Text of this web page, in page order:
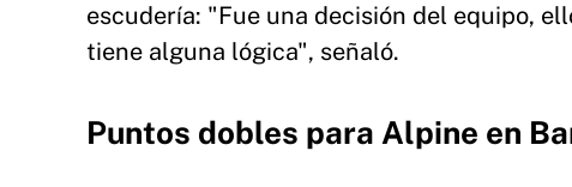
escudería: "Fue una decisión del equipo,
tiene alguna lógica", señaló.
Puntos dobles para Alpine en